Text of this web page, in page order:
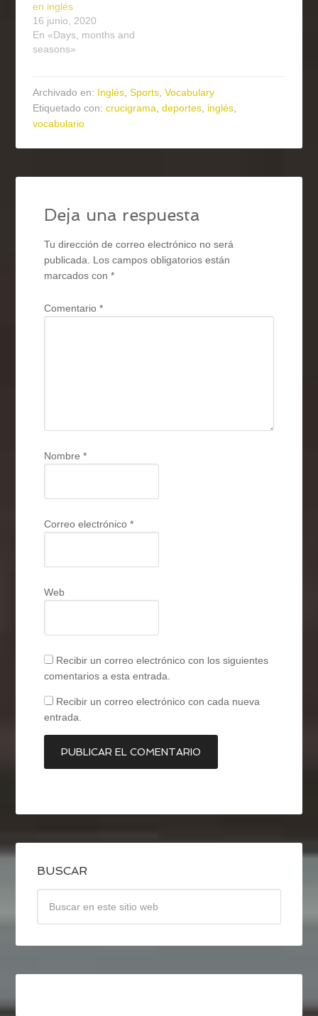
en inglés
16 junio, 2020
En «Days, months and
seasons»
Archivado en: Inglés,Sports,Vocabulary
Etiquetado con:crucigrama,deportes, inglés,
vocabulario
Deja una respuesta
Tu dirección de correo electrónico no será
publicada. Los campos obligatorios están
marcados con*
Comentario*
Nombre*
Correo electrónico*
Web
Recibir un correo electrónico con los siguientes
comentarios a esta entrada.
Recibir un correo electrónico con cada nueva
entrada.
BUSCAR